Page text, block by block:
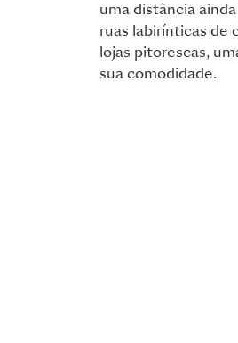
uma distância
ruas labirínticas de
lojas pitorescas,
sua comodidade.